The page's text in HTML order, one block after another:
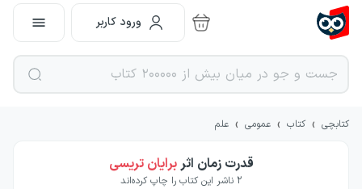
ورود کاربر
کتابچی › کتاب › عمومی › علم
قدرت زمان اثربرایان تریسی
2 ناشر این کتاب را چاپ کرده‌اند